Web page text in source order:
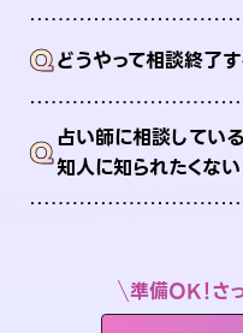
Qどうやって相談終了す
Q占い師に相談してい
知人に知られたくない
準備OK！さ